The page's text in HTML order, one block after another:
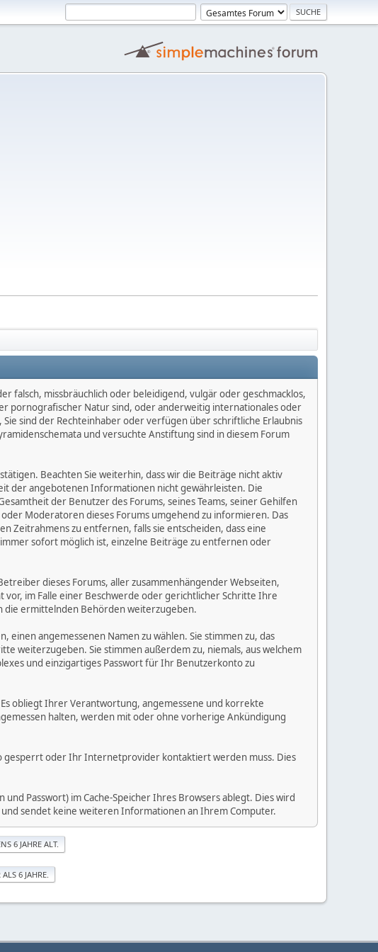
falsch, missbräuchlich oder beleidigend, vulgär oder geschmacklos,
pornografischer Natur sind, oder anderweitig internationales oder
sind der Rechteinhaber oder verfügen über schriftliche Erlaubnis
und versuchte Anstiftung sind in diesem Forum
Beachten Sie weiterhin, dass wir die Beiträge nicht aktiv
der angebotenen Informationen nicht gewährleisten. Die
der Benutzer des Forums, seines Teams, seiner Gehilfen
Moderatoren dieses Forums umgehend zu informieren. Das
Zeitrahmens zu entfernen, falls sie entscheiden, dass eine
sofort möglich ist, einzelne Beiträge zu entfernen oder
dieses Forums, aller zusammenhängender Webseiten,
vor, im Falle einer Beschwerde oder gerichtlicher Schritte Ihre
die ermittelnden Behörden weiterzugeben.
angemessenen Namen zu wählen. Sie stimmen zu, das
weiterzugeben. Sie stimmen außerdem zu, niemals, aus welchem
und einzigartiges Passwort für Ihr Benutzerkonto zu
obliegt Ihrer Verantwortung, angemessene und korrekte
halten, werden mit oder ohne vorherige Ankündigung
gesperrt oder Ihr Internetprovider kontaktiert werden muss. Dies
Passwort) im Cache-Speicher Ihres Browsers ablegt. Dies wird
sendet keine weiteren Informationen an Ihrem Computer.